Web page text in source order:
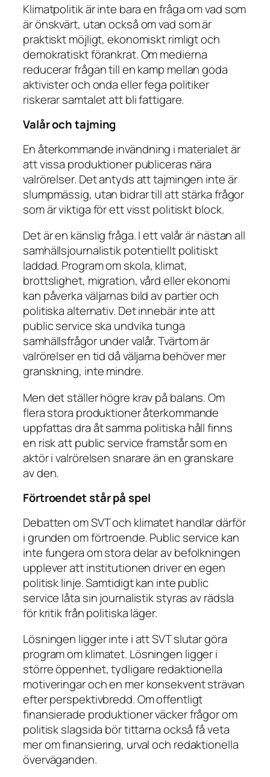
Klimatpolitik är inte bara en fråga om vad som
är önskvärt, utan också om vad som är
praktiskt möjligt, ekonomiskt rimligt och
demokratiskt förankrat. Om medierna
reducerar frågan till en kamp mellan goda
aktivister och onda eller fega politiker
riskerar samtalet att bli fattigare.
Valår och tajming
En återkommande invändning i materialet är
att vissa produktioner publiceras nära
valrörelser. Det antyds att tajmingen inte är
slumpmässig, utan bidrar till att stärka frågor
som är viktiga för ett visst politiskt block.
Det är en känslig fråga. I ett valår är nästan all
samhällsjournalistik potentiellt politiskt
laddad. Program om skola, klimat,
brottslighet, migration, vård eller ekonomi
kan påverka väljarnas bild av partier och
politiska alternativ. Det innebär inte att
public service ska undvika tunga
samhällsfrågor under valår. Tvärtom är
valrörelser en tid då väljarna behöver mer
granskning, inte mindre.
Men det ställer högre krav på balans. Om
flera stora produktioner återkommande
uppfattas dra åt samma politiska håll finns
en risk att public service framstår som en
aktör i valrörelsen snarare än en granskare
av den.
Förtroendet står på spel
Debatten om SVT och klimatet handlar därför
i grunden om förtroende. Public service kan
inte fungera om stora delar av befolkningen
upplever att institutionen driver en egen
politisk linje. Samtidigt kan inte public
service låta sin journalistik styras av rädsla
för kritik från politiska läger.
Lösningen ligger inte i att SVT slutar göra
program om klimatet. Lösningen ligger i
större öppenhet, tydligare redaktionella
motiveringar och en mer konsekvent strävan
efter perspektivbredd. Om offentligt
finansierade produktioner väcker frågor om
politisk slagsida bör tittarna också få veta
mer om finansiering, urval och redaktionella
överväganden.